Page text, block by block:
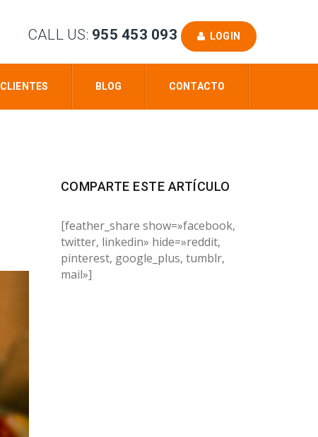
CALL US: 955 453 093 LOGIN
CLIENTES BLOG CONTACTO
COMPARTE ESTE ARTÍCULO
[feather_share show=»facebook,
twitter, linkedin» hide=»reddit,
pinterest, google_plus, tumblr,
mail»]